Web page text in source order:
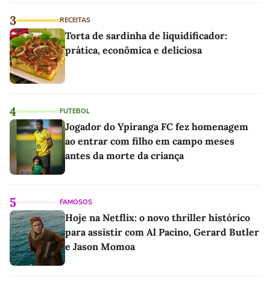
3 RECEITAS
Torta de sardinha de liquidificador:
prática, econômica e deliciosa
4 FUTEBOL
Jogador do Ypiranga FC fez homenagem
ao entrar com filho em campo meses
antes da morte da criança
5 FAMOSOS
Hoje na Netflix: o novo thriller histórico
para assistir com Al Pacino, Gerard Butler
e Jason Momoa